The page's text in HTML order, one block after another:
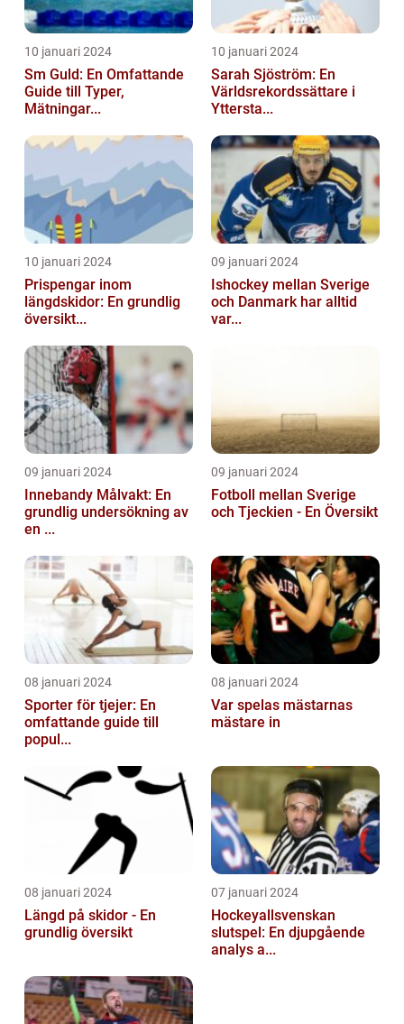
10 januari 2024
Sm Guld: En Omfattande
Guide till Typer,
Mätningar...
10 januari 2024
Sarah Sjöström: En
Världsrekordssättare i
Yttersta...
10 januari 2024
Prispengar inom
längdskidor: En grundlig
översikt...
09 januari 2024
Ishockey mellan Sverige
och Danmark har alltid
var...
09 januari 2024
Innebandy Målvakt: En
grundlig undersökning av
en ...
09 januari 2024
Fotboll mellan Sverige
och Tjeckien - En Översikt
08 januari 2024
Sporter för tjejer: En
omfattande guide till
popul...
08 januari 2024
Var spelas mästarnas
mästare in
08 januari 2024
Längd på skidor - En
grundlig översikt
07 januari 2024
Hockeyallsvenskan
slutspel: En djupgående
analys a...